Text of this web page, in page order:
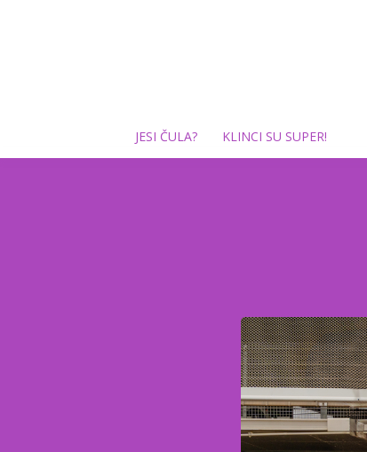
JESI ČULA? KLINCI SU SUPER!